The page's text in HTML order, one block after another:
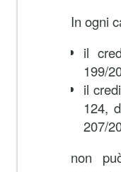
In ogni
il
199/
il
124,
207/
non